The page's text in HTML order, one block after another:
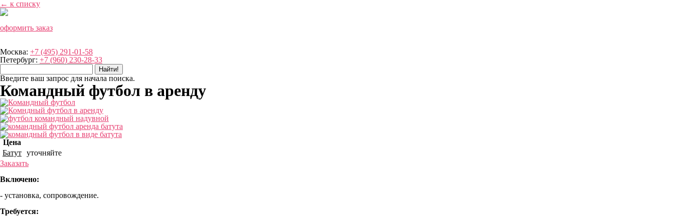
← к списку
оформить заказ
Москва: +7 (495) 291-01-58
Петербург: +7 (960) 230-28-33
Введите ваш запрос для начала поиска.
Командный футбол в аренду
Цена
Батут уточняйте
Заказать
Включено:
- установка, сопровождение.
Требуется: